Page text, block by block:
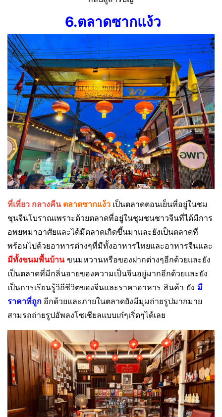
6.ตลาดซากแง้ว
ที่เที่ยว กลางคืนตลาดซากแง้ว เป็นตลาดตอนเย็นที่อยู่ในชม
ชุนจีนโบราณเพราะด้วยตลาดที่อยู่ในชุมชนชาวจีนที่ได้มีการ
อพยพมาอาศัยและได้มีตลาดเกิดขึ้นมาและยังเป็นตลาดที่
พร้อมไปด้วยอาหารต่างๆที่มีทั้งอาหารไทยและอาหารจีนและ
มีทั้งขนมพื้นบ้านขนมหวานหรือของฝากต่างๆอีกด้วยและยัง
เป็นตลาดที่มีกลิ่นอายของความเป็นจีนอยู่มากอีกด้วยและยัง
เป็นการเรียนรู้วิถีชีวิตของจีนและราคาอาหาร สินค้า ยัง มี
ราคาที่ถูก อีกด้วยและภายในตลาดยังมีมุมถ่ายรูปมากมาย
สามรถถ่ายรูปอัพลงโซเชียลแบบเก๋ๆเริ่ดๆได้เลย